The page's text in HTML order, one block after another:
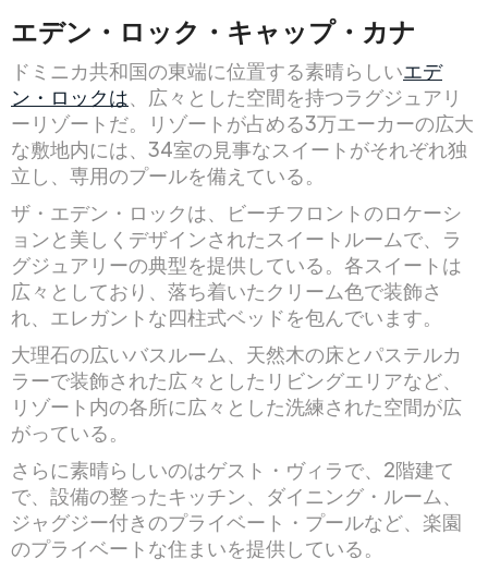
エデン・ロック・キャップ・カナ
ドミニカ共和国の東端に位置する素晴らしいエデ
ン・ロックは、広々とした空間を持つラグジュアリ
ーリゾートだ。リゾートが占める3万エーカーの広大
な敷地内には、34室の見事なスイートがそれぞれ独
立し、専用のプールを備えている。
ザ・エデン・ロックは、ビーチフロントのロケーシ
ョンと美しくデザインされたスイートルームで、ラ
グジュアリーの典型を提供している。各スイートは
広々としており、落ち着いたクリーム色で装飾さ
れ、エレガントな四柱式ベッドを包んでいます。
大理石の広いバスルーム、天然木の床とパステルカ
ラーで装飾された広々としたリビングエリアなど、
リゾート内の各所に広々とした洗練された空間が広
がっている。
さらに素晴らしいのはゲスト・ヴィラで、2階建て
で、設備の整ったキッチン、ダイニング・ルーム、
ジャグジー付きのプライベート・プールなど、楽園
のプライベートな住まいを提供している。